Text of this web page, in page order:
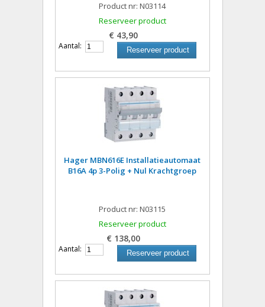
Product nr: N03114
Reserveer product
€ 43,90
Aantal: Reserveer product
Hager MBN616E Installatieautomaat
B16A 4p 3-Polig + Nul Krachtgroep
Product nr: N03115
Reserveer product
€ 138,00
Aantal: Reserveer product